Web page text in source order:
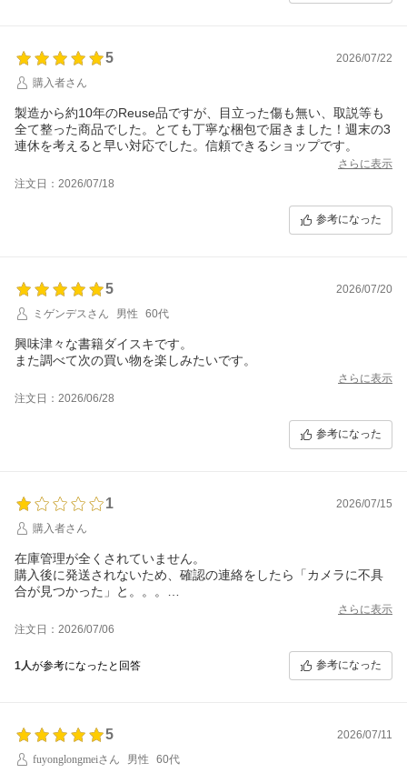
5
2026/07/22
購入者さん
製造から約10年のReuse品ですが、目立った傷も無い、取説等も
全て整った商品でした。とても丁寧な梱包で届きました！週末の3
連休を考えると早い対応でした。信頼できるショップです。
さらに表示
注文日：2026/07/18
参考になった
5
2026/07/20
ミゲンデスさん
男性 60代
興味津々な書籍ダイスキです。
また調べて次の買い物を楽しみたいです。
さらに表示
注文日：2026/06/28
参考になった
1
2026/07/15
購入者さん
在庫管理が全くされていません。
購入後に発送されないため、確認の連絡をしたら「カメラに不具
合が見つかった」と。。。
そこは許容して発送してもらったが、ケーブル類も純正でなく本
当に酷いものが送られてきました。
さらに表示
注文日：2026/07/06
1人が参考になったと回答 参考になった
5
2026/07/11
fuyonglongmeiさん
男性 60代